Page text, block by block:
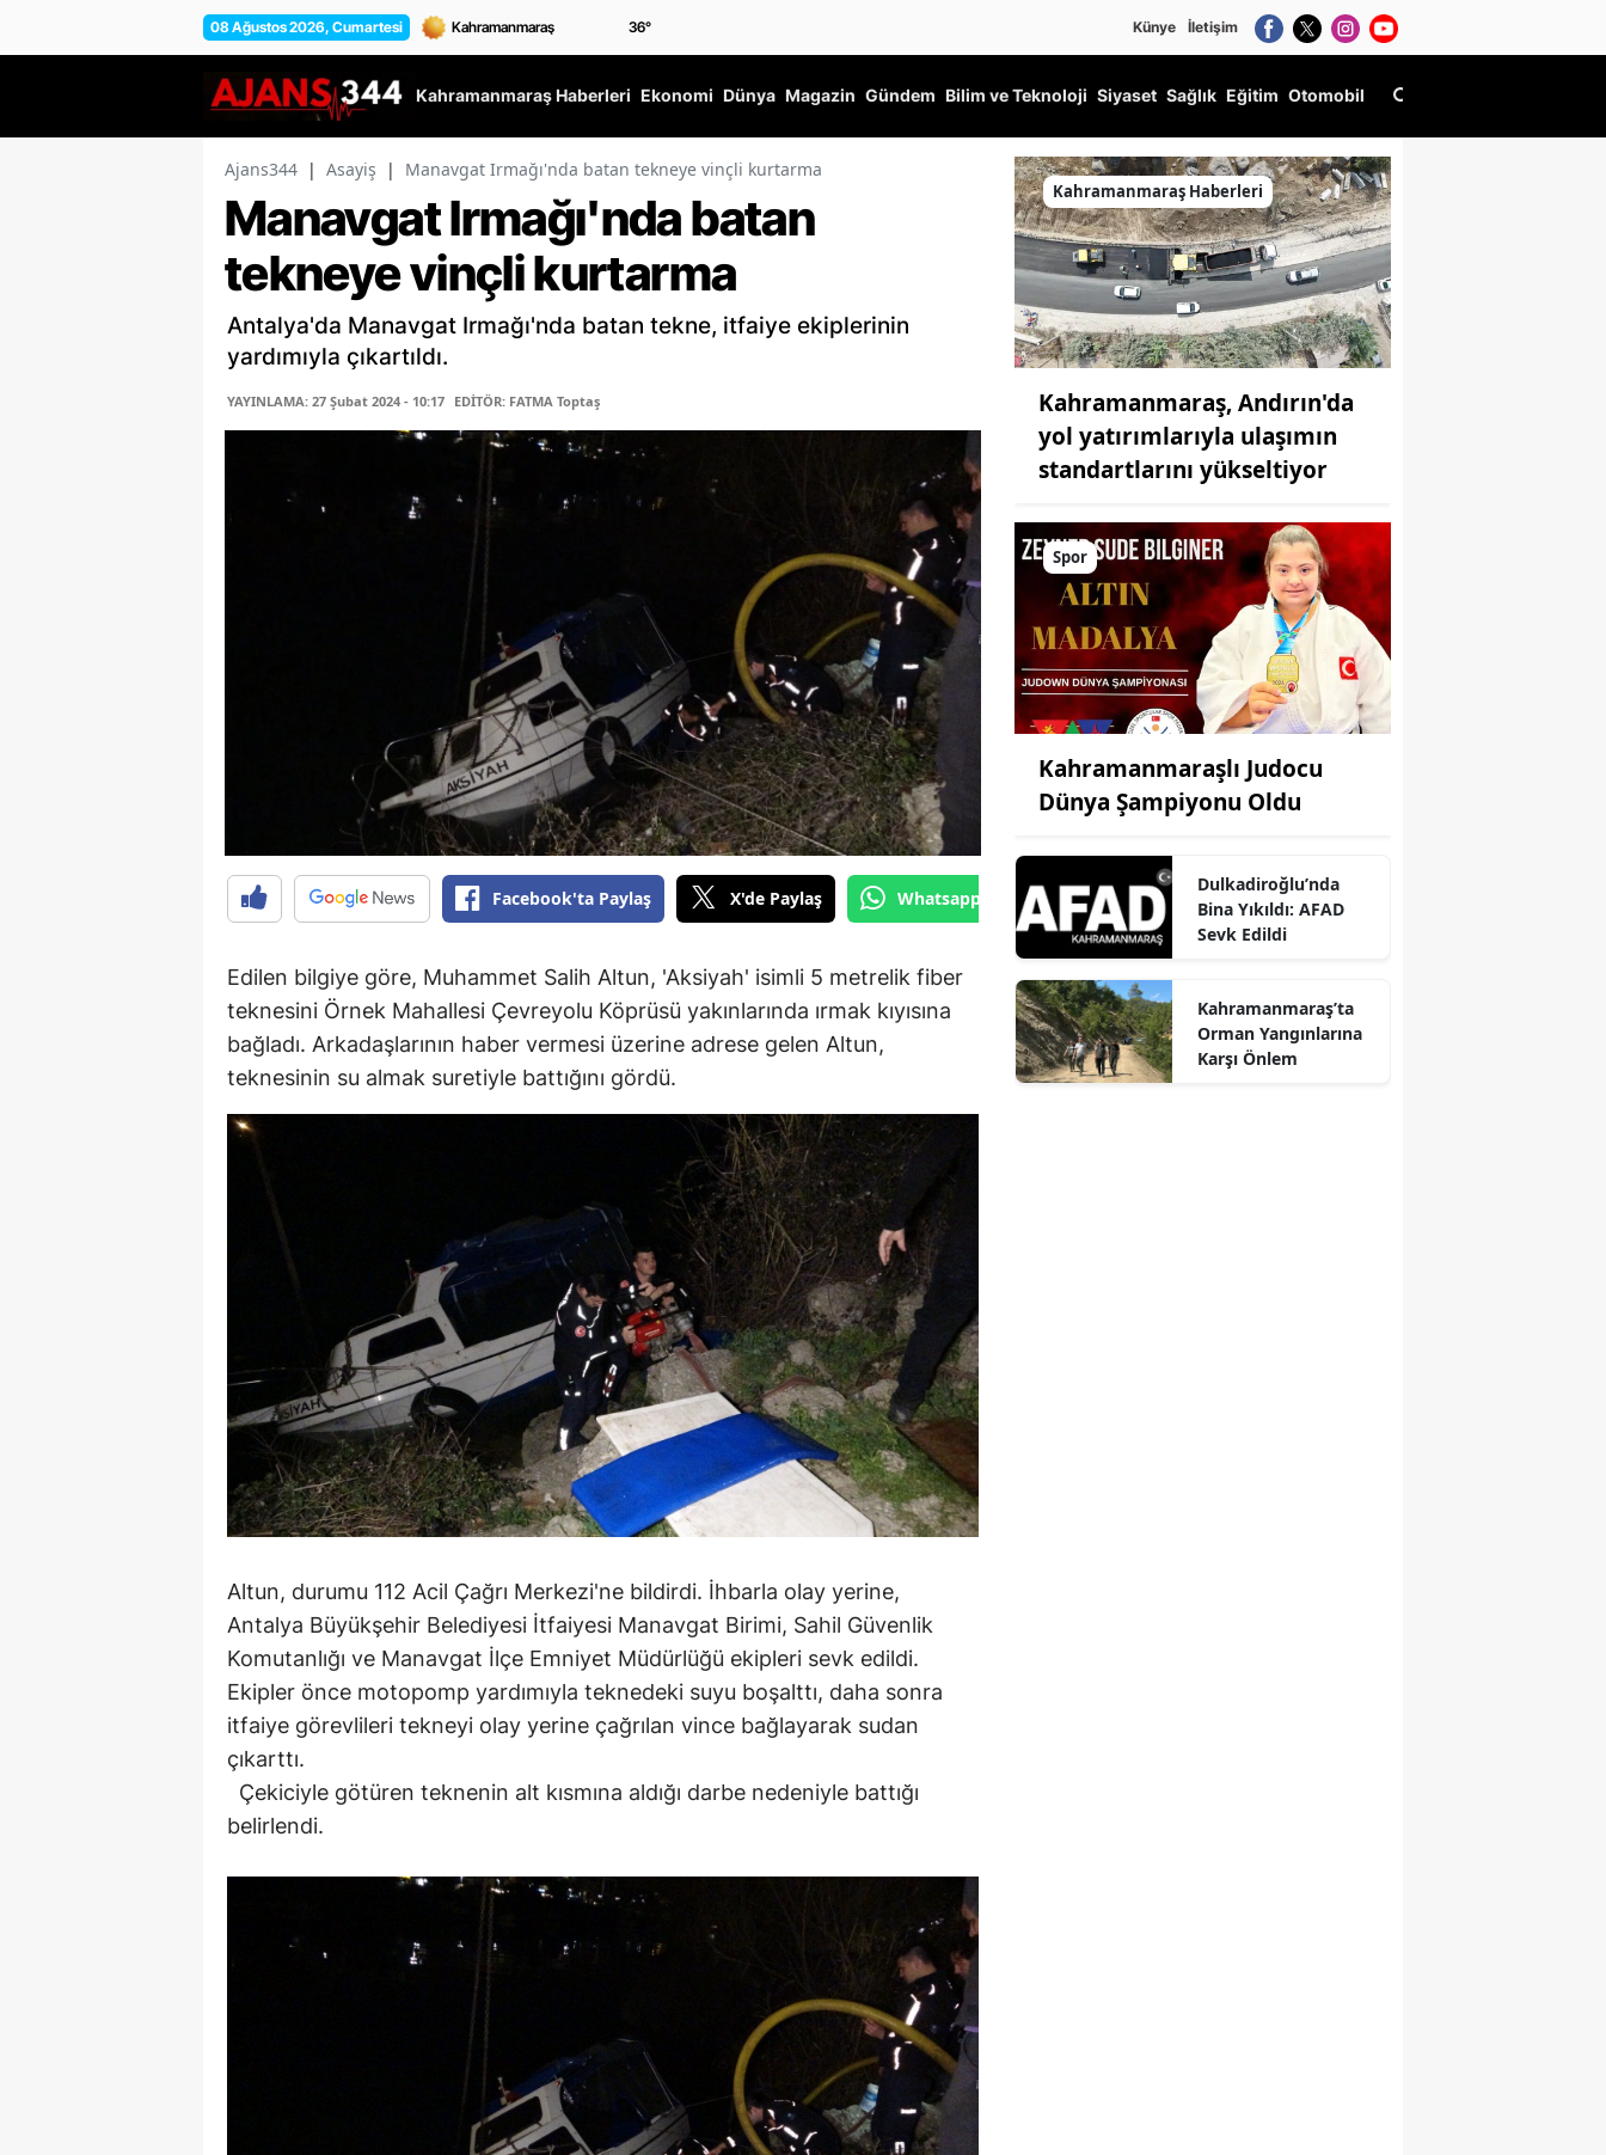
08 Ağustos 2026, Cumartesi 36° Künye İletişim
Kahramanmaraş Haberleri Ekonomi Dünya Magazin Gündem Bilim ve Teknoloji Siyaset Sağlık Eğitim Otomobil
Ajans344 | Asayiş | Manavgat Irmağı'nda batan tekneye vinçli kurtarma
Manavgat Irmağı'nda batan
tekneye vinçli kurtarma
Antalya'da Manavgat Irmağı'nda batan tekne, itfaiye ekiplerinin
yardımıyla çıkartıldı.
YAYINLAMA: 27 Şubat 2024 - 10:17 EDİTÖR: FATMA Toptaş
Facebook'ta Paylaş X'de Paylaş Whatsapp'tan Gönder
Edilen bilgiye göre, Muhammet Salih Altun, 'Aksiyah' isimli 5 metrelik fiber
teknesini Örnek Mahallesi Çevreyolu Köprüsü yakınlarında ırmak kıyısına
bağladı. Arkadaşlarının haber vermesi üzerine adrese gelen Altun,
teknesinin su almak suretiyle battığını gördü.
Altun, durumu 112 Acil Çağrı Merkezi'ne bildirdi. İhbarla olay yerine,
Antalya Büyükşehir Belediyesi İtfaiyesi Manavgat Birimi, Sahil Güvenlik
Komutanlığı ve Manavgat İlçe Emniyet Müdürlüğü ekipleri sevk edildi.
Ekipler önce motopomp yardımıyla teknedeki suyu boşalttı, daha sonra
itfaiye görevlileri tekneyi olay yerine çağrılan vince bağlayarak sudan
çıkarttı.
Çekiciyle götüren teknenin alt kısmına aldığı darbe nedeniyle battığı
belirlendi.
Kahramanmaraş Haberleri
Kahramanmaraş, Andırın'da
yol yatırımlarıyla ulaşımın
standartlarını yükseltiyor
Spor
Kahramanmaraşlı Judocu
Dünya Şampiyonu Oldu
Dulkadiroğlu’nda
Bina Yıkıldı: AFAD
Sevk Edildi
Kahramanmaraş’ta
Orman Yangınlarına
Karşı Önlem